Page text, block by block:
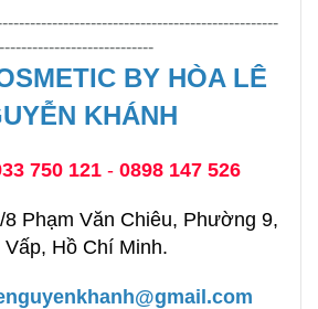
BY HÒA LÊ
KHÁNH
750 121- 0898 147 526
8 Phạm Văn Chiêu, Phường 9,
Vấp, Hồ Chí Minh.